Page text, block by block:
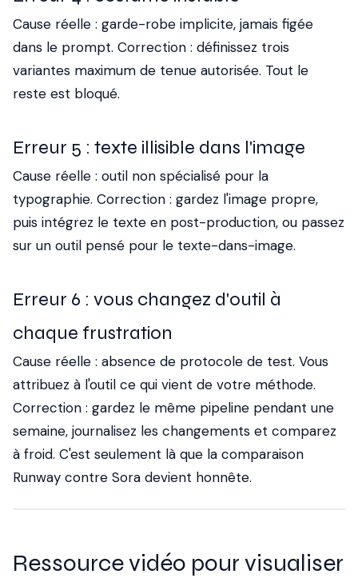
Cause réelle : garde-robe implicite, jamais figée
dans le prompt. Correction : définissez trois
variantes maximum de tenue autorisée. Tout le
reste est bloqué.
Erreur 5 : texte illisible dans l'image
Cause réelle : outil non spécialisé pour la
typographie. Correction : gardez l'image propre,
puis intégrez le texte en post-production, ou passez
sur un outil pensé pour le texte-dans-image.
Erreur 6 : vous changez d'outil à
chaque frustration
Cause réelle : absence de protocole de test. Vous
attribuez à l'outil ce qui vient de votre méthode.
Correction : gardez le même pipeline pendant une
semaine, journalisez les changements et comparez
à froid. C'est seulement là que la comparaison
Runway contre Sora devient honnête.
Ressource vidéo pour visualiser